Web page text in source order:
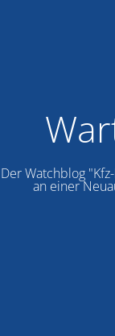
Der Watchblog
an einer